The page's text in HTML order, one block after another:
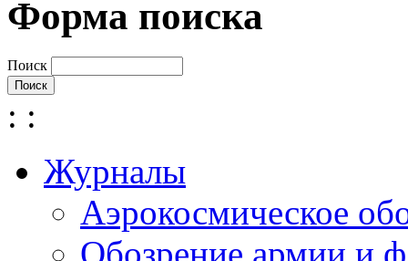
Форма поиска
Поиск
: :
Журналы
Аэрокосмическое
Обозрение армии и